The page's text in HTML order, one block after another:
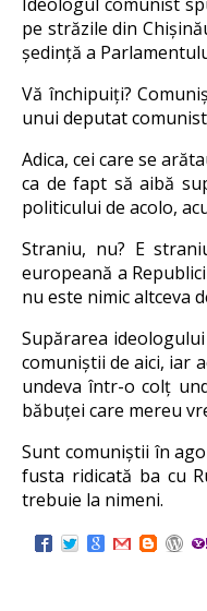
pe străzile din
ședință a
Vă închipuiți?
unui deputat
Adica, cei care se
ca de fapt să aibă
politicului de acolo,
Straniu, nu? E
europeană a
nu este nimic altceva
Supărarea
comuniștii de aici, iar
undeva într-o colț
băbuței care mereu
Sunt comuniștii în
fusta ridicată ba cu
trebuie la nimeni.